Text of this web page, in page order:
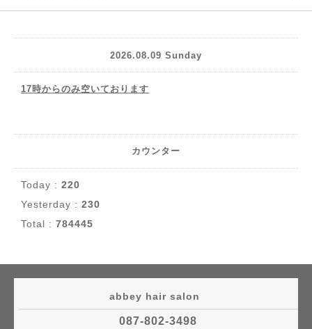
2026.08.09 Sunday
17時からのみ空いております
カウンター
Today : 220
Yesterday : 230
Total : 784445
abbey hair salon
087-802-3498